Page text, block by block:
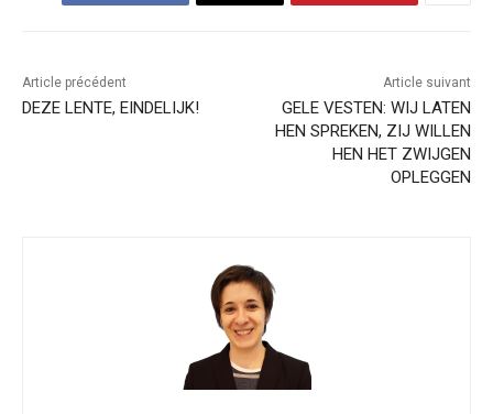
Article précédent
DEZE LENTE, EINDELIJK!
Article suivant
GELE VESTEN: WIJ LATEN
HEN SPREKEN, ZIJ WILLEN
HEN HET ZWIJGEN
OPLEGGEN